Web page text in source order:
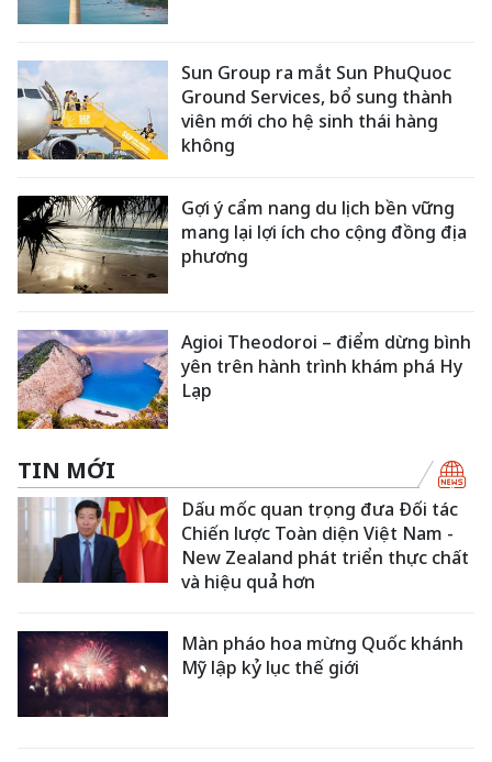
Sun Group ra mắt Sun PhuQuoc
Ground Services, bổ sung thành
viên mới cho hệ sinh thái hàng
không
Gợi ý cẩm nang du lịch bền vững
mang lại lợi ích cho cộng đồng địa
phương
Agioi Theodoroi – điểm dừng bình
yên trên hành trình khám phá Hy
Lạp
TIN MỚI
Dấu mốc quan trọng đưa Đối tác
Chiến lược Toàn diện Việt Nam -
New Zealand phát triển thực chất
và hiệu quả hơn
Màn pháo hoa mừng Quốc khánh
Mỹ lập kỷ lục thế giới